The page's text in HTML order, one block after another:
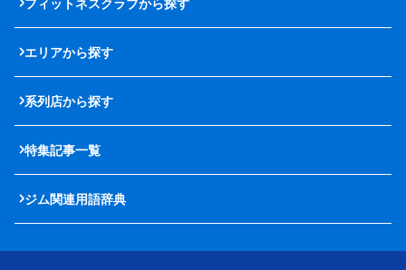
エリアから探す
系列店から探す
特集記事一覧
ジム関連用語辞典